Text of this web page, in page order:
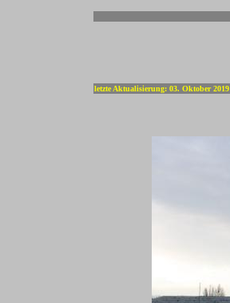
letzte Aktualisierung: 03. Oktober 2019